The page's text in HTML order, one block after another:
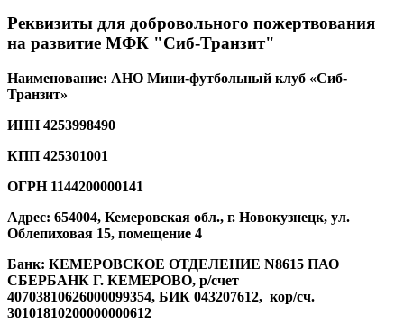
Реквизиты для добровольного пожертвования
на развитие МФК "Сиб-Транзит"
Наименование: АНО Мини-футбольный клуб «Сиб-
Транзит»
ИНН 4253998490
КПП 425301001
ОГРН 1144200000141
Адрес: 654004, Кемеровская обл., г. Новокузнецк, ул.
Облепиховая 15, помещение 4
Банк: КЕМЕРОВСКОЕ ОТДЕЛЕНИЕ N8615 ПАО
СБЕРБАНК Г. КЕМЕРОВО, р/счет
40703810626000099354, БИК 043207612, кор/сч.
30101810200000000612